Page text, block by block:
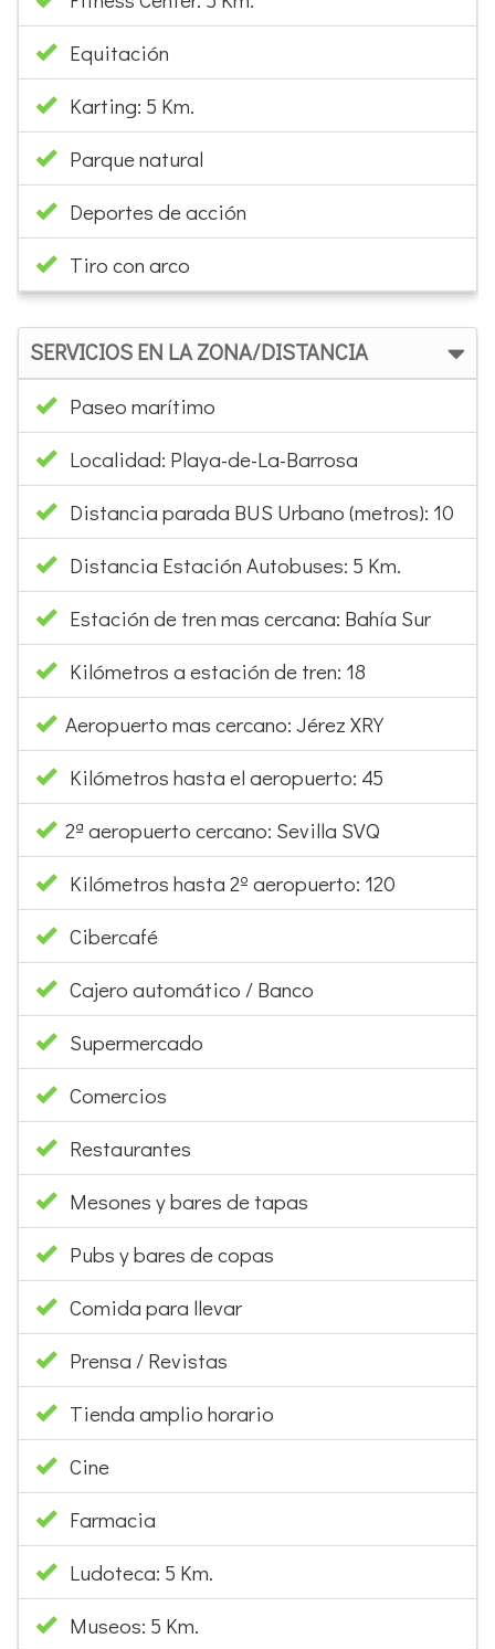
Equitación
Karting: 5 Km.
Parque natural
Deportes de acción
Tiro con arco
SERVICIOS EN LA ZONA/DISTANCIA
Paseo marítimo
Localidad: Playa-de-La-Barrosa
Distancia parada BUS Urbano (metros): 10
Distancia Estación Autobuses: 5 Km.
Estación de tren mas cercana: Bahía Sur
Kilómetros a estación de tren: 18
Aeropuerto mas cercano: Jérez XRY
Kilómetros hasta el aeropuerto: 45
2ª aeropuerto cercano: Sevilla SVQ
Kilómetros hasta 2º aeropuerto: 120
Cibercafé
Cajero automático / Banco
Supermercado
Comercios
Restaurantes
Mesones y bares de tapas
Pubs y bares de copas
Comida para llevar
Prensa / Revistas
Tienda amplio horario
Cine
Farmacia
Ludoteca: 5 Km.
Museos: 5 Km.